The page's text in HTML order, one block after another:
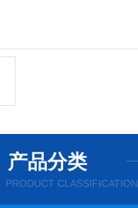
产品分类
PRODUCT CLASSIFICATION